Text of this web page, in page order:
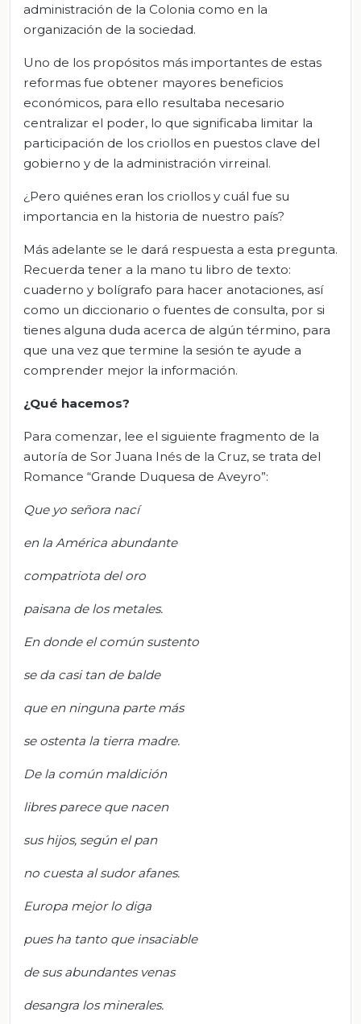
administración de la Colonia como en la
organización de la sociedad.
Uno de los propósitos más importantes de estas
reformas fue obtener mayores beneficios
económicos, para ello resultaba necesario
centralizar el poder, lo que significaba limitar la
participación de los criollos en puestos clave del
gobierno y de la administración virreinal.
¿Pero quiénes eran los criollos y cuál fue su
importancia en la historia de nuestro país?
Más adelante se le dará respuesta a esta pregunta.
Recuerda tener a la mano tu libro de texto:
cuaderno y bolígrafo para hacer anotaciones, así
como un diccionario o fuentes de consulta, por si
tienes alguna duda acerca de algún término, para
que una vez que termine la sesión te ayude a
comprender mejor la información.
¿Qué hacemos?
Para comenzar, lee el siguiente fragmento de la
autoría de Sor Juana Inés de la Cruz, se trata del
Romance “Grande Duquesa de Aveyro”:
Que yo señora nací
en la América abundante
compatriota del oro
paisana de los metales.
En donde el común sustento
se da casi tan de balde
que en ninguna parte más
se ostenta la tierra madre.
De la común maldición
libres parece que nacen
sus hijos, según el pan
no cuesta al sudor afanes.
Europa mejor lo diga
pues ha tanto que insaciable
de sus abundantes venas
desangra los minerales.